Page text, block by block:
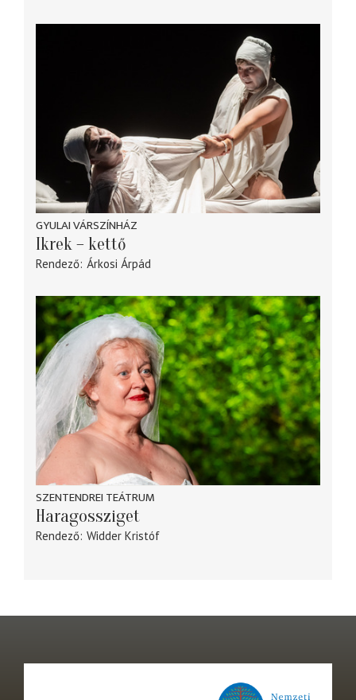
GYULAI VÁRSZÍNHÁZ
Ikrek – kettő
Rendező Árkosi Árpád
SZENTENDREI TEÁTRUM
Haragossziget
Rendező Widder Kristóf